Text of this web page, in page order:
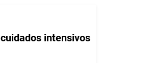
intensivos